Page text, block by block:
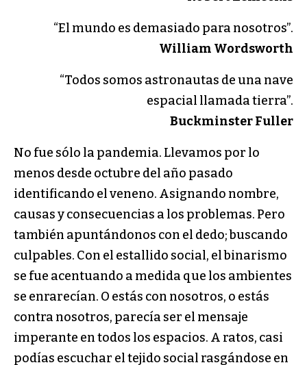
“El mundo es demasiado para nosotros”.
William Wordsworth
“Todos somos astronautas de una nave
espacial llamada tierra”.
Buckminster Fuller
No fue sólo la pandemia. Llevamos por lo
menos desde octubre del año pasado
identificando el veneno. Asignando nombre,
causas y consecuencias a los problemas. Pero
también apuntándonos con el dedo; buscando
culpables. Con el estallido social, el binarismo
se fue acentuando a medida que los ambientes
se enrarecían. O estás con nosotros, o estás
contra nosotros, parecía ser el mensaje
imperante en todos los espacios. A ratos, casi
podías escuchar el tejido social rasgándose en